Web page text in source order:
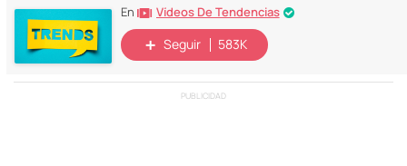
En Vídeos De Tendencias
Seguir 583K
PUBLICIDAD